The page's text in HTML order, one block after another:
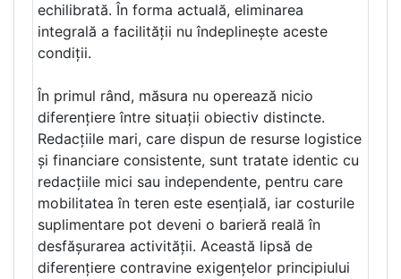
echilibrată. În forma actuală, eliminarea
integrală a facilității nu îndeplinește aceste
condiții.
În primul rând, măsura nu operează nicio
diferențiere între situații obiectiv distincte.
Redacțiile mari, care dispun de resurse logistice
și financiare consistente, sunt tratate identic cu
redacțiile mici sau independente, pentru care
mobilitatea în teren este esențială, iar costurile
suplimentare pot deveni o barieră reală în
desfășurarea activității. Această lipsă de
diferențiere contravine exigențelor principiului